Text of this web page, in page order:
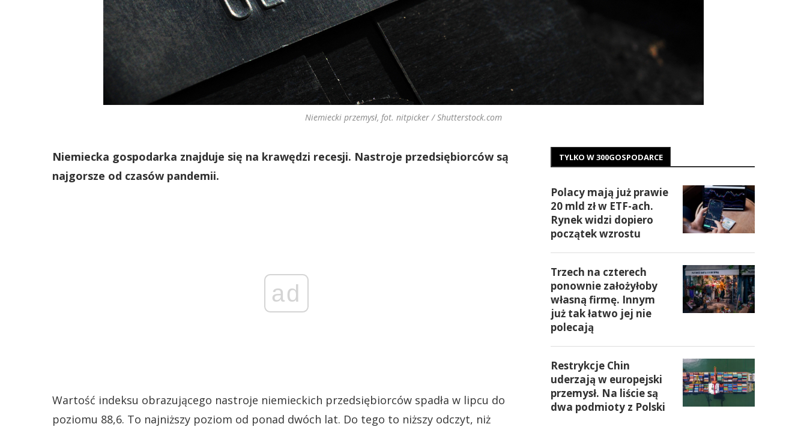
Niemiecki przemysł, fot. nitpicker / Shutterstock.com
Niemiecka gospodarka znajduje się na krawędzi recesji. Nastroje przedsiębiorców są
najgorsze od czasów pandemii.
ad
Wartość indeksu obrazującego nastroje niemieckich przedsiębiorców spadła w lipcu do
poziomu 88,6. To najniższy poziom od ponad dwóch lat. Do tego to niższy odczyt, niż
TYLKO W 300GOSPODARCE
Polacy mają już prawie
20 mld zł w ETF-ach.
Rynek widzi dopiero
początek wzrostu
Trzech na czterech
ponownie założyłoby
własną firmę. Innym
już tak łatwo jej nie
polecają
Restrykcje Chin
uderzają w europejski
przemysł. Na liście są
dwa podmioty z Polski